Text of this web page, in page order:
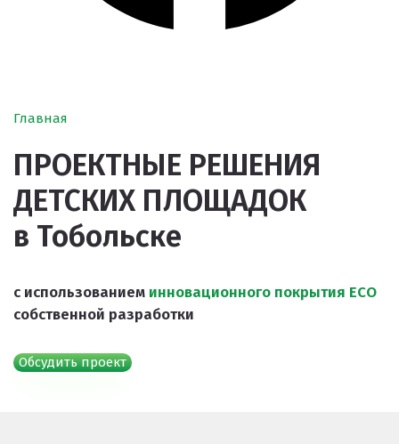
Главная
ПРОЕКТНЫЕ РЕШЕНИЯ
ДЕТСКИХ ПЛОЩАДОК
в Тобольске
с использованием инновационного покрытия ECO
собственной разработки
Обсудить проект